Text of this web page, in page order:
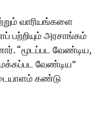
வாரியங்களை
பற்றியும் அரசாங்கம்
“மூடப்பட வேண்டிய,
வேண்டிய”
கண்டு